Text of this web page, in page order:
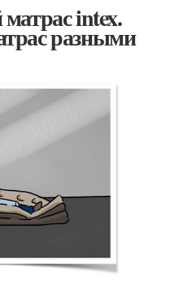
intex.
разными